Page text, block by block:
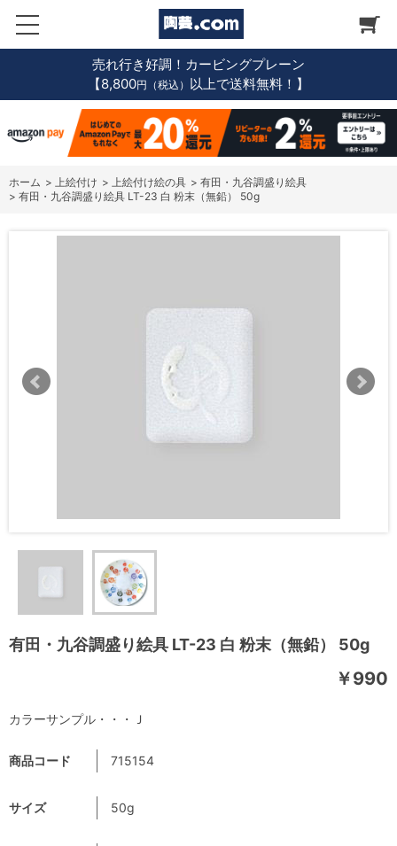
売れ行き好調！カービングプレーン
【8,800円（税込） 以上で送料無料！】
ホーム > 上絵付け > 上絵付け絵の具 > 有田・九谷調盛り絵具
> 有田・九谷調盛り絵具 LT-23 白 粉末（無鉛） 50g
有田・九谷調盛り絵具 LT-23 白 粉末（無鉛） 50g
￥990
商品コード 715154
サイズ 50g
カラーサンプル・・・Ｊ